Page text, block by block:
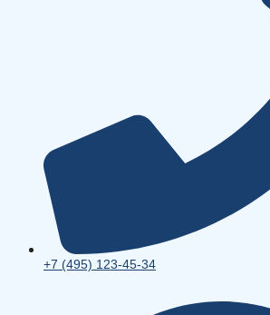
+7 (495) 123-45-34